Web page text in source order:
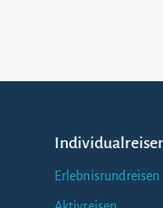
Erlebnisrundreisen